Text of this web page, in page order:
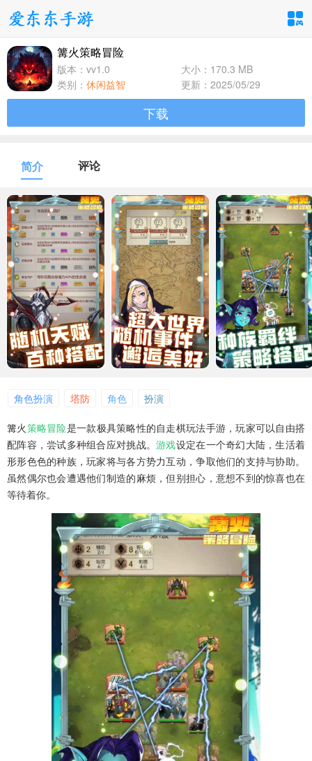
手游分类
卡牌回合
1百+款手游
1百+款手游
体育竞速
1百+款手游
冒险解谜
1百+款手游
模拟经营
1百+款手游
音乐舞蹈
1百+款手游
儿童教育
1百+款手游
篝火策略冒险
版本：vv1.0
大小：170.3 MB
类别： 休闲益智 更新：2025/05/29
下载
简介 评论
角色扮演 塔防 角色 扮演
篝火策略冒险是一款极具策略性的自走棋玩法手游，玩家可以自由搭
配阵容，尝试多种组合应对挑战。游戏设定在一个奇幻大陆，生活着
形形色色的种族，玩家将与各方势力互动，争取他们的支持与协助。
虽然偶尔也会遭遇他们制造的麻烦，但别担心，意想不到的惊喜也在
等待着你。